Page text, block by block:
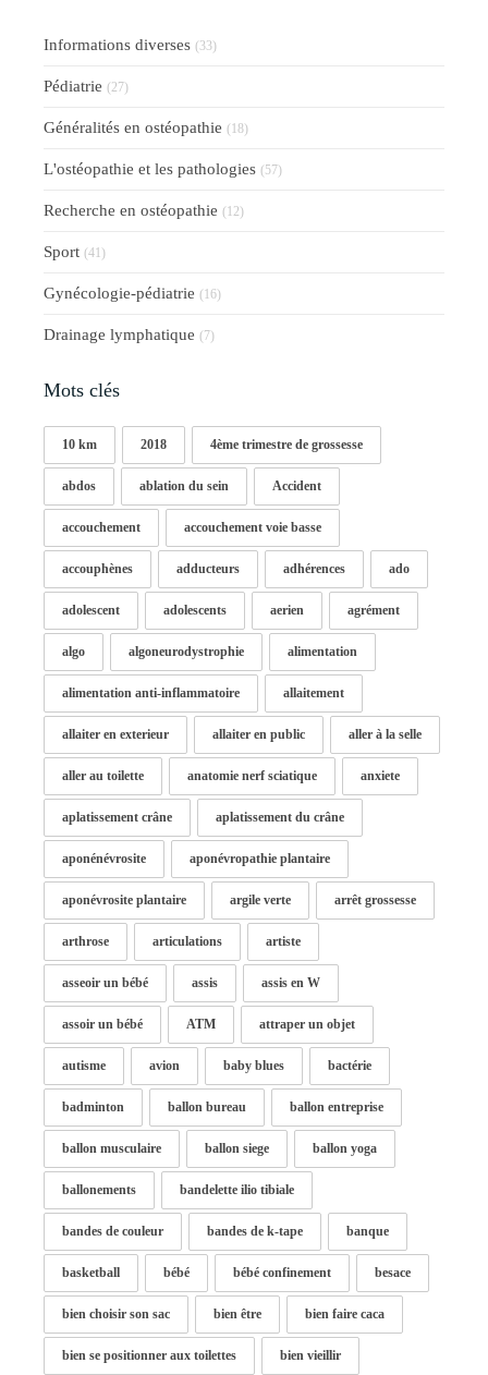
Informations diverses (33)
Pédiatrie (27)
Généralités en ostéopathie (18)
L'ostéopathie et les pathologies (57)
Recherche en ostéopathie (12)
Sport (41)
Gynécologie-pédiatrie (16)
Drainage lymphatique (7)
Mots clés
10 km 2018 4ème trimestre de grossesse
abdos ablation du sein Accident
accouchement accouchement voie basse
accouphènes adducteurs adhérences ado
adolescent adolescents aerien agrément
algo algoneurodystrophie alimentation
alimentation anti-inflammatoire allaitement
allaiter en exterieur allaiter en public aller à la selle
aller au toilette anatomie nerf sciatique anxiete
aplatissement crâne aplatissement du crâne
aponénévrosite aponévropathie plantaire
aponévrosite plantaire argile verte arrêt grossesse
arthrose articulations artiste
asseoir un bébé assis assis en W
assoir un bébé ATM attraper un objet
autisme avion baby blues bactérie
badminton ballon bureau ballon entreprise
ballon musculaire ballon siege ballon yoga
ballonements bandelette ilio tibiale
bandes de couleur bandes de k-tape banque
basketball bébé bébé confinement besace
bien choisir son sac bien être bien faire caca
bien se positionner aux toilettes bien vieillir